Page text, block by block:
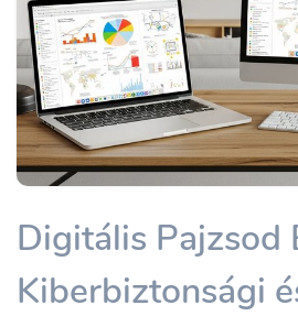
Digitális Pajzsod
Kiberbiztonsági